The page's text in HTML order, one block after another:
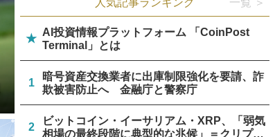
人気記事ランキング 一覧 ＞
★
AI投資情報プラットフォーム 「CoinPost
Terminal」とは
1
暗号資産交換業者に出庫制限強化を要請、詐
欺被害防止へ 金融庁と警察庁
2
ビットコイン・イーサリアム・XRP、「弱気
相場の最終段階に典型的な兆候」＝クリプト